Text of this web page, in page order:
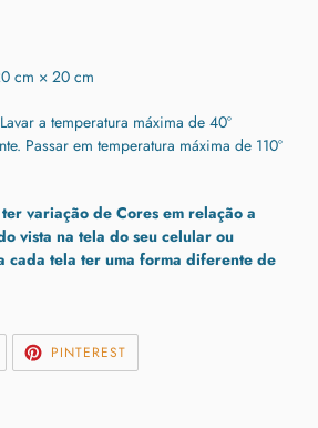
cm × 20 cm
Lavar a temperatura máxima de 40º
Passar em temperatura máxima de 110º
variação de Cores em relação a
vista na tela do seu celular ou
cada tela ter uma forma diferente de
COMPARTILHAR
PINTEREST
PIN